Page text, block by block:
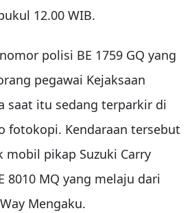
12.00 WIB.
polisi BE 1759 GQ yang
pegawai Kejaksaan
saat itu sedang terparkir di
fotokopi. Kendaraan tersebut
pikap Suzuki Carry
8010 MQ yang melaju dari
Mengaku.